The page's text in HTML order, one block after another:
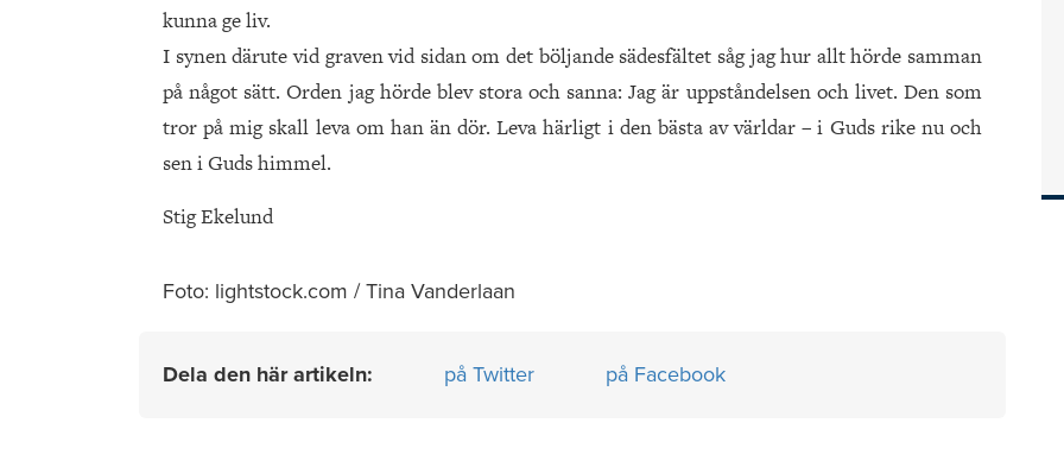
kunna ge liv.
I synen därute vid graven vid sidan om det böljande sädesfältet såg jag hur allt hörde samman
på något sätt. Orden jag hörde blev stora och sanna: Jag är uppståndelsen och livet. Den som
tror på mig skall leva om han än dör. Leva härligt i den bästa av världar – i Guds rike nu och
sen i Guds himmel.
Stig Ekelund
Foto: lightstock.com / Tina Vanderlaan
Dela den här artikeln: på Twitter på Facebook